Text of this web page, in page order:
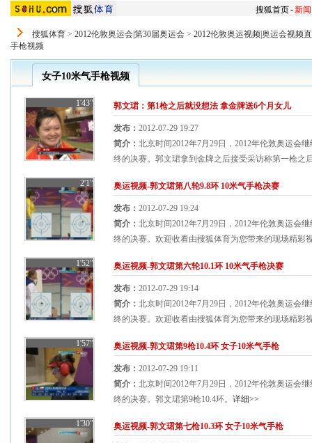
搜狐首页-新闻
搜狐体育 > 2012伦敦奥运会|第30届奥运会 > 2012伦敦奥运视频|奥运会视频
手枪视频
女子10米气手枪视频
1'43" 郭文珺：第1枪之后就没想法 拿金牌送6个月女儿
发布： 2012-07-29 19:27
简介： 北京时间2012年7月29日，2012年伦敦奥运会
终的决赛。郭文珺拿到金牌之后接受采访称第一枪之
2'1" 奥运视频-郭文珺第八轮9.8环 10米气手枪决赛
发布： 2012-07-29 19:24
简介： 北京时间2012年7月29日，2012年伦敦奥运会
终的决赛。欢迎收看由搜狐体育为您带来的现场精彩
1'52" 奥运视频-郭文珺第六轮10.1环 10米气手枪决赛
发布： 2012-07-29 19:14
简介： 北京时间2012年7月29日，2012年伦敦奥运会
终的决赛。欢迎收看由搜狐体育为您带来的现场精彩
1'57" 奥运视频-郭文珺第9枪10.4环 女子10米气手枪
发布： 2012-07-29 19:11
简介： 北京时间2012年7月29日，2012年伦敦奥运会
终的决赛。郭文珺第9枪10.4环。 详细>>
1'30" 奥运视频-郭文珺第七枪10.3环 女子10米气手枪